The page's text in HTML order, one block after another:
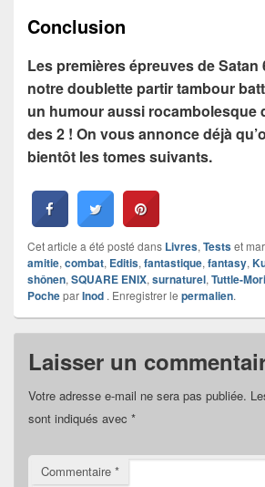
Conclusion
Les premières épreuves de Satan
notre doublette partir tambour
un humour aussi rocambolesque
des 2 ! On vous annonce déjà
bientôt les tomes suivants.
Cet article a été posté dans Livres, Testset
amitie, combat, Editis, fantastique, fantasy,
shônen, SQUARE ENIX, surnaturel, Tuttle-
PocheparInod . Enregistrer le permalien.
Laisser un
Votre adresse e-mail ne sera pas publiée.
sont indiqués avec *
Commentaire *